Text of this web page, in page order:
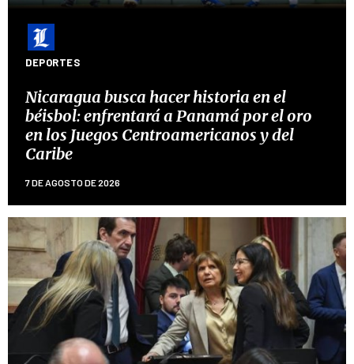
DEPORTES
Nicaragua busca hacer historia en el
béisbol: enfrentará a Panamá por el oro
en los Juegos Centroamericanos y del
Caribe
7 DE AGOSTO DE 2026